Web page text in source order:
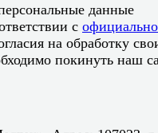
данные
с
на обработку
покинуть наш